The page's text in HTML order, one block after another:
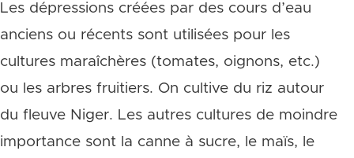
Les dépressions créées par des cours d’eau
anciens ou récents sont utilisées pour les
cultures maraîchères (tomates, oignons, etc.)
ou les arbres fruitiers. On cultive du riz autour
du fleuve Niger. Les autres cultures de moindre
importance sont la canne à sucre, le maïs, le